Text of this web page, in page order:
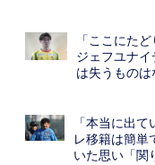
「ここにた
ジェフユナイ
は失うものは
「本当に出
レ移籍は簡単
いた思い「関